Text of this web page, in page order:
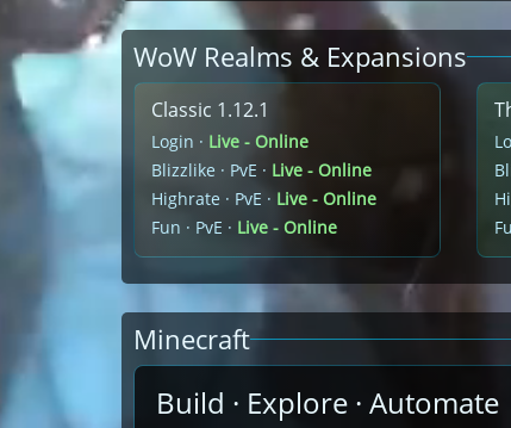
WoW Realms & Expansions
Classic 1.12.1
Login · Live - Online
Blizzlike · PvE · Live - Online
Highrate · PvE · Live - Online
Fun · PvE · Live - Online
Minecraft
Build · Explore · Automate